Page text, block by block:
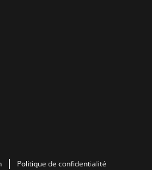
Politique de confidentialité